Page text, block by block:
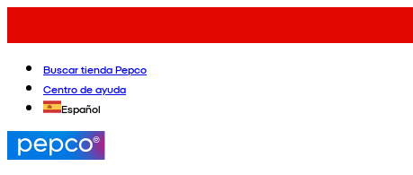
Buscar tienda Pepco
Centro de ayuda
Español